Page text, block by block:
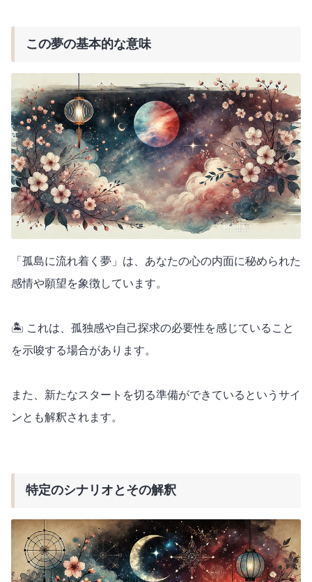
この夢の基本的な意味
「孤島に流れ着く夢」は、あなたの心の内面に秘められた
感情や願望を象徴しています。
🏝️ これは、孤独感や自己探求の必要性を感じていること
を示唆する場合があります。
また、新たなスタートを切る準備ができているというサイ
ンとも解釈されます。
特定のシナリオとその解釈